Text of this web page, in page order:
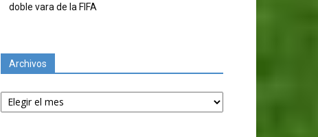
doble vara de la FIFA
Archivos
Archivos